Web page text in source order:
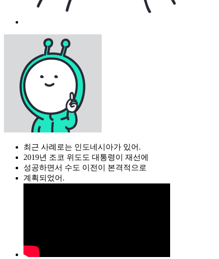
최근 사례로는 인도네시아가 있어.
2019년 조코 위도도 대통령이 재선에
성공하면서 수도 이전이 본격적으로
계획되었어.